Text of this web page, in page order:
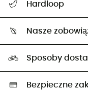
Zwrot artykułów i zwrot
Hardloop
Ambasadorzy
Nasze
Wybrane produkty eko
Sposoby
Bezpieczne